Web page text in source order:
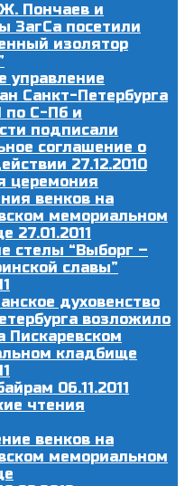
Пончаев и
ЗагСа посетили
изолятор
управление
Санкт-Петербурга
С-Пб и
подписали
соглашение о
27.12.2010
церемония
венков на
мемориальном
27.01.2011
стелы “Выборг –
славы”
духовенство
возложило
Пискаревском
кладбище
06.11.2011
чтения
венков на
мемориальном